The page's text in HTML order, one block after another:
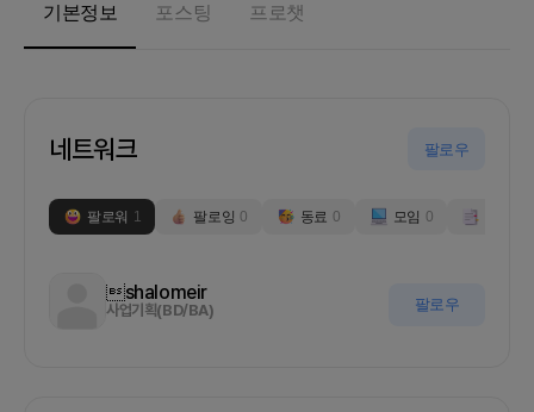
기본정보 포스팅 프로챗
네트워크 팔로우
팔로워 1 팔로잉 0 동료 0 모임 0
shalomeir
사업기획(BD/BA) 팔로우